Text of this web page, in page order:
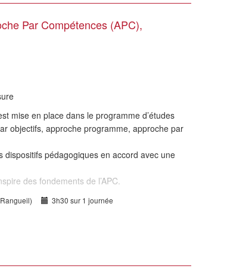
Par Compétences (APC),
mise en place dans le programme d’études
objectifs, approche programme, approche par
dispositifs pédagogiques en accord avec une
des fondements de l’APC.
3h30 sur 1 journée